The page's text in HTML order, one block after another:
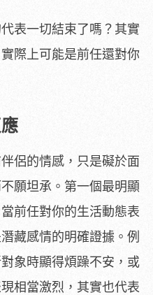
表一切結束了嗎？其實
際上可能是前任還對你
侶的情感，只是礙於面
願坦承。第一個最明顯
前任對你的生活動態表
藏感情的明確證據。例
象時顯得煩躁不安，或
相當激烈，其實也代表